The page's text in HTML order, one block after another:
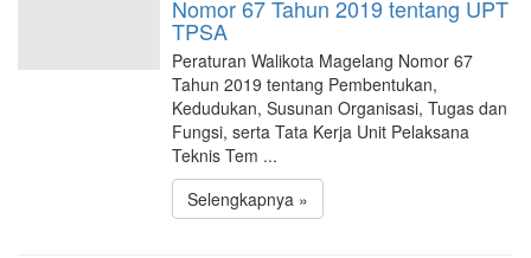
Nomor 67 Tahun 2019 tentang UPT
TPSA
Peraturan Walikota Magelang Nomor 67
Tahun 2019 tentang Pembentukan,
Kedudukan, Susunan Organisasi, Tugas dan
Fungsi, serta Tata Kerja Unit Pelaksana
Teknis Tem ...
Selengkapnya »